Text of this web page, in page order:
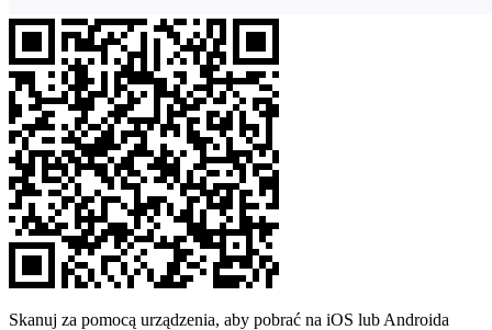
Skanuj za pomocą urządzenia, aby pobrać na iOS lub Androida